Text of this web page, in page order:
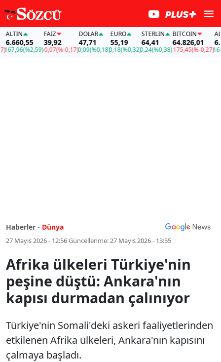
(%2,59)
FAİZ
39,92
-0,07(%-0,17)
DOLAR
47,71
0,09(%0,18)
EURO
55,19
0,18(%0,32)
STERLIN
64,41
0,24(%0,38)
BITCOIN
64.826,01
-175,45(%-0,27)
Haberler - Dünya
27 Mayıs 2026 - 12:56Güncellenme:27 Mayıs 2026 - 13:55
Afrika ülkeleri Türkiye'nin
peşine düştü: Ankara'nın
kapısı durmadan çalınıyor
Türkiye'nin Somali'deki askeri faaliyetlerinden
etkilenen Afrika ülkeleri, Ankara'nın kapısını
çalmaya başladı.